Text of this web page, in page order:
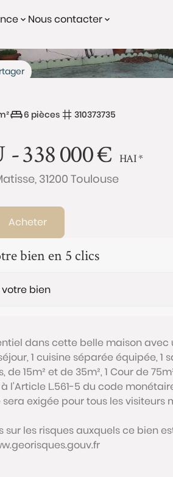
Nous contacter
6 pièces 310373735
-338 000€ HAI*
31200 Toulouse
Acheter
bien en 5 clics
dans cette belle maison avec
1 cuisine séparée équipée, 1
15m² et de 35m², 1 Cour de
l'Article L.561-5 du code
exigée pour tous les visiteurs
sur les risques auxquels ce bien